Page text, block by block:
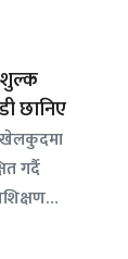
छानिए
खेलकुदमा
गर्दै